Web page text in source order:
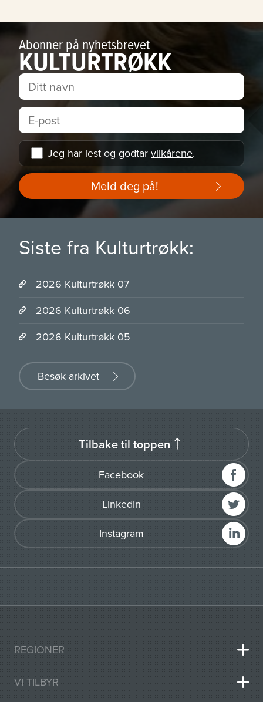
Abonner på nyhetsbrevet
KULTURTRØKK
Jeg har lest og godtar vilkårene.
Meld deg på!
Siste fra Kulturtrøkk:
2026 Kulturtrøkk 07
2026 Kulturtrøkk 06
2026 Kulturtrøkk 05
Besøk arkivet
Facebook
LinkedIn
Instagram
Tilbake til toppen
REGIONER
VI TILBYR